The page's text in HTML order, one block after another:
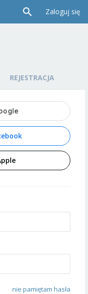
Zaloguj się
REJESTRACJA
nie pamiętam hasła